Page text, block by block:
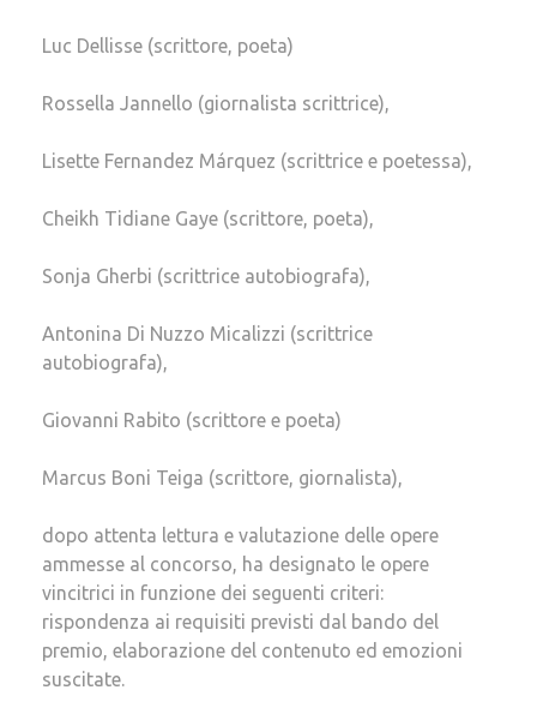
Luc Dellisse (scrittore, poeta)
Rossella Jannello (giornalista scrittrice),
Lisette Fernandez Márquez (scrittrice e poetessa),
Cheikh Tidiane Gaye (scrittore, poeta),
Sonja Gherbi (scrittrice autobiografa),
Antonina Di Nuzzo Micalizzi (scrittrice
autobiografa),
Giovanni Rabito (scrittore e poeta)
Marcus Boni Teiga (scrittore, giornalista),
dopo attenta lettura e valutazione delle opere
ammesse al concorso, ha designato le opere
vincitrici in funzione dei seguenti criteri:
rispondenza ai requisiti previsti dal bando del
premio, elaborazione del contenuto ed emozioni
suscitate.